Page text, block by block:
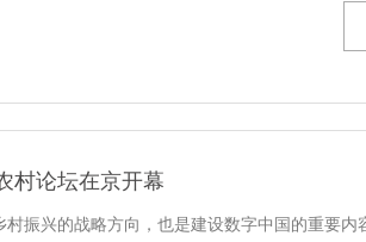
村论坛在京开幕
村振兴的战略方向，也是建设数字中国的重要内